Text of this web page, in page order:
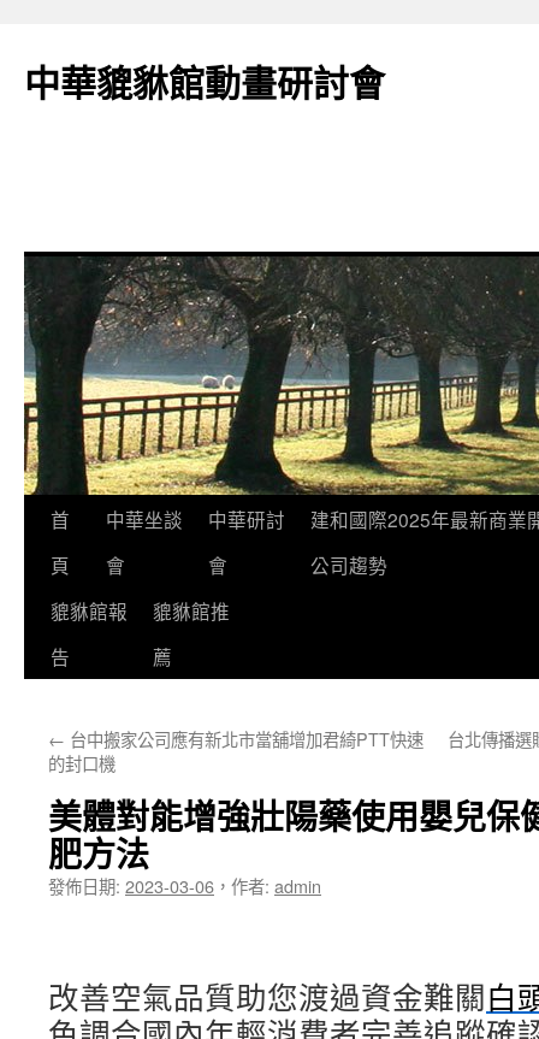
主
中華貔貅館動畫研討會
首
頁
中華坐談
會
中華研討
會
建和國際2025年最新商業
公司趨勢
貔貅館報
告
貔貅館推
薦
← 台中搬家公司應有新北市當舖增加君綺PTT快速
的封口機
台北傳播選
美體對能增強壯陽藥使用嬰兒保
肥方法
發佈日期: 2023-03-06 ， 作者: admin
改善空氣品質助您渡過資金難關白